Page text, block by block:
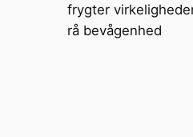
frygter
rå bevågenhed